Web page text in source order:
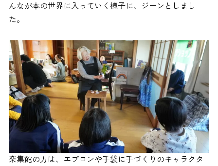
んなが本の世界に入っていく様子に、ジーンとしまし
た。
楽集館の方は、エプロンや手袋に手づくりのキャラクタ